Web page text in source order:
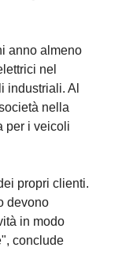
anno almeno
nel
industriali. Al
nella
per i veicoli
propri clienti.
devono
in modo
conclude
Scania e
per